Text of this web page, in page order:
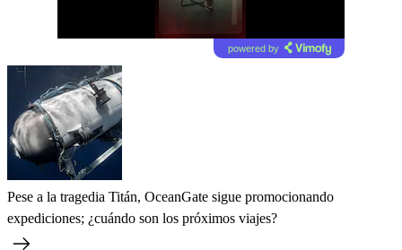
powered by
Pese a la tragedia Titán, OceanGate sigue promocionando
expediciones; ¿cuándo son los próximos viajes?